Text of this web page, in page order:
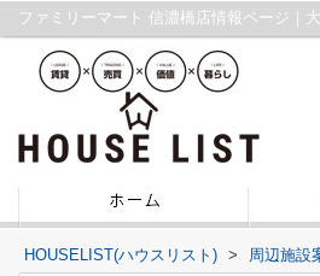
ファミリーマート 信濃橋店情報ページ｜
HOUSELIST(ハウスリスト) > 周辺施設